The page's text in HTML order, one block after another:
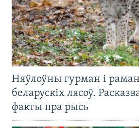
Няўлоўны гурман і
беларускіх лясоў.
факты пра рысь